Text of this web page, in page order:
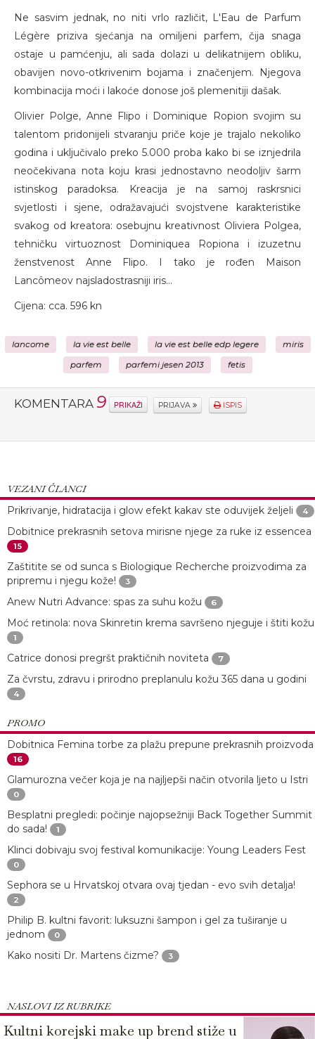
Ne sasvim jednak, no niti vrlo različit, L'Eau de Parfum
Légère priziva sjećanja na omiljeni parfem, čija snaga
ostaje u pamćenju, ali sada dolazi u delikatnijem obliku,
obavijen novo-otkrivenim bojama i značenjem. Njegova
kombinacija moći i lakoće donose još plemenitiji dašak.
Olivier Polge, Anne Flipo i Dominique Ropion svojim su
talentom pridonijeli stvaranju priče koje je trajalo nekoliko
godina i uključivalo preko 5.000 proba kako bi se iznjedrila
neočekivana nota koju krasi jednostavno neodoljiv šarm
istinskog paradoksa. Kreacija je na samoj raskrsnici
svjetlosti i sjene, odražavajući svojstvene karakteristike
svakog od kreatora: osebujnu kreativnost Oliviera Polgea,
tehničku virtuoznost Dominiquea Ropiona i izuzetnu
ženstvenost Anne Flipo. I tako je rođen Maison
Lancômeov najsladostrasniji iris...
Cijena: cca. 596 kn
lancome la vie est belle la vie est belle edp legere miris
parfem parfemi jesen 2013 fetis
KOMENTARA 9 PRIKAŽI PRIJAVA ISPIS
VEZANI ČLANCI
Prikrivanje, hidratacija i glow efekt kakav ste oduvijek željeli
4
Dobitnice prekrasnih setova mirisne njege za ruke iz essencea
15
Zaštitite se od sunca s Biologique Recherche proizvodima za
pripremu i njegu kože!
3
Anew Nutri Advance: spas za suhu kožu 6
Moć retinola: nova Skinretin krema savršeno njeguje i štiti kožu
1
Catrice donosi pregršt praktičnih noviteta 7
Za čvrstu, zdravu i prirodno preplanulu kožu 365 dana u godini
4
PROMO
Dobitnica Femina torbe za plažu prepune prekrasnih proizvoda
16
Glamurozna večer koja je na najljepši način otvorila ljeto u Istri
0
Besplatni pregledi: počinje najopsežniji Back Together Summit
do sada!
1
Klinci dobivaju svoj festival komunikacije: Young Leaders Fest
0
Sephora se u Hrvatskoj otvara ovaj tjedan - evo svih detalja!
2
Philip B. kultni favorit: luksuzni šampon i gel za tuširanje u
jednom
0
Kako nositi Dr. Martens čizme? 3
NASLOVI IZ RUBRIKE
Kultni korejski make up brend stiže u